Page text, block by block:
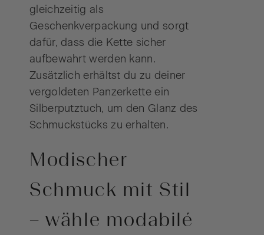
gleichzeitig als
Geschenkverpackung und sorgt
dafür, dass die Kette sicher
aufbewahrt werden kann.
Zusätzlich erhältst du zu deiner
vergoldeten Panzerkette ein
Silberputztuch, um den Glanz des
Schmuckstücks zu erhalten.
Modischer
Schmuck mit Stil
– wähle modabilé